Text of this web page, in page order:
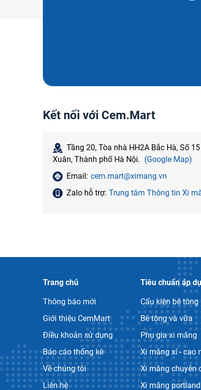
Kết nối với Cem.Mart
Tầng 20, Tòa nhà HH2A Bắc Hà, Số
Xuân, Thành phố Hà Nội. (Google Map)
Email: cem.mart@ximang.vn
Zalo hỗ trợ: Trung tâm Thông tin Xi
Trang chủ
Thông báo mới
Giới thiệu CemMart
Điều khoản sử dụng
Báo cáo thống kê
Về chúng tôi
Liên hệ
Tiêu chuẩn áp
Cấu kiện bê
Bê tông và vữa
Phụ gia xi măng
Xi măng xỉ - cao
Xi măng chuyên
Xi măng portland